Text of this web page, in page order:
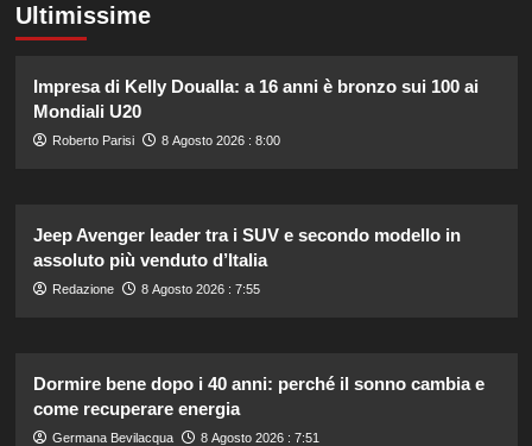
Ultimissime
Impresa di Kelly Doualla: a 16 anni è bronzo sui 100 ai
Mondiali U20
Roberto Parisi 8 Agosto 2026 : 8:00
Jeep Avenger leader tra i SUV e secondo modello in
assoluto più venduto d’Italia
Redazione 8 Agosto 2026 : 7:55
Dormire bene dopo i 40 anni: perché il sonno cambia e
come recuperare energia
Germana Bevilacqua 8 Agosto 2026 : 7:51